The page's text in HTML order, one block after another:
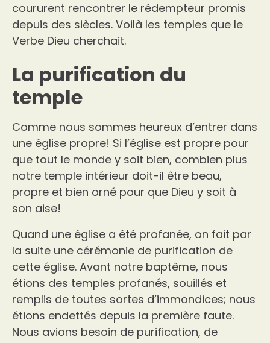
coururent rencontrer le rédempteur promis
depuis des siècles. Voilà les temples que le
Verbe Dieu cherchait.
La purification du
temple
Comme nous sommes heureux d’entrer dans
une église propre! Si l’église est propre pour
que tout le monde y soit bien, combien plus
notre temple intérieur doit-il être beau,
propre et bien orné pour que Dieu y soit à
son aise!
Quand une église a été profanée, on fait par
la suite une cérémonie de purification de
cette église. Avant notre baptême, nous
étions des temples profanés, souillés et
remplis de toutes sortes d’immondices; nous
étions endettés depuis la première faute.
Nous avions besoin de purification, de